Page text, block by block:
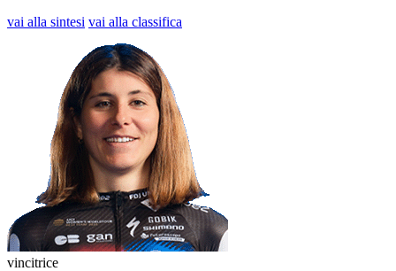
vai alla sintesi vai alla classifica
vincitrice